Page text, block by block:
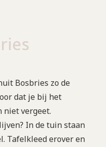
Bosbries zo de
dat je bij het
niet vergeet.
In de tuin staan
Tafelkleed erover en